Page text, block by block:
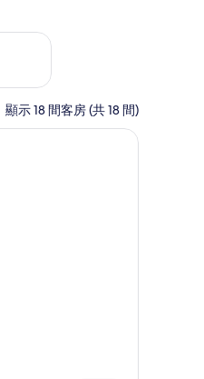
應情況
顯示 18 間客房 (共 18 間)
客房內保險箱